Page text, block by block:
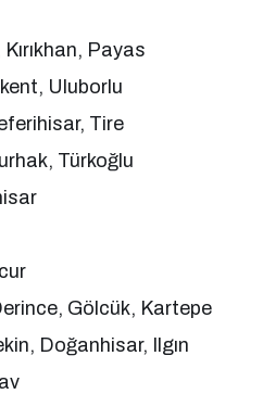
Payas
Uluborlu
Tire
Türkoğlu
Gölcük, Kartepe
Doğanhisar, Ilgın